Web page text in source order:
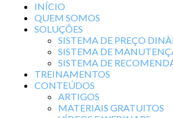
INÍCIO
QUEM SOMOS
SOLUÇÕES
SISTEMA DE PREÇO
SISTEMA DE
SISTEMA DE
TREINAMENTOS
CONTEÚDOS
ARTIGOS
MATERIAIS GRATUITOS